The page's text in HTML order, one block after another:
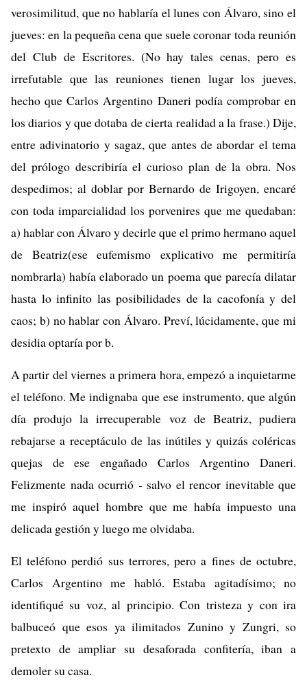
verosimilitud, que no hablaría el lunes con Álvaro, sino el
jueves: en la pequeña cena que suele coronar toda reunión
del Club de Escritores. (No hay tales cenas, pero es
irrefutable que las reuniones tienen lugar los jueves,
hecho que Carlos Argentino Daneri podía comprobar en
los diarios y que dotaba de cierta realidad a la frase.) Dije,
entre adivinatorio y sagaz, que antes de abordar el tema
del prólogo describiría el curioso plan de la obra. Nos
despedimos; al doblar por Bernardo de Irigoyen, encaré
con toda imparcialidad los porvenires que me quedaban:
a) hablar con Álvaro y decirle que el primo hermano aquel
de Beatriz(ese eufemismo explicativo me permitiría
nombrarla) había elaborado un poema que parecía dilatar
hasta lo infinito las posibilidades de la cacofonía y del
caos; b) no hablar con Álvaro. Preví, lúcidamente, que mi
desidia optaría por b.
A partir del viernes a primera hora, empezó a inquietarme
el teléfono. Me indignaba que ese instrumento, que algún
día produjo la irrecuperable voz de Beatriz, pudiera
rebajarse a receptáculo de las inútiles y quizás coléricas
quejas de ese engañado Carlos Argentino Daneri.
Felizmente nada ocurrió - salvo el rencor inevitable que
me inspiró aquel hombre que me había impuesto una
delicada gestión y luego me olvidaba.
El teléfono perdió sus terrores, pero a fines de octubre,
Carlos Argentino me habló. Estaba agitadísimo; no
identifiqué su voz, al principio. Con tristeza y con ira
balbuceó que esos ya ilimitados Zunino y Zungri, so
pretexto de ampliar su desaforada confitería, iban a
demoler su casa.